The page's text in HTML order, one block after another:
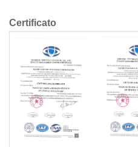
Certificato